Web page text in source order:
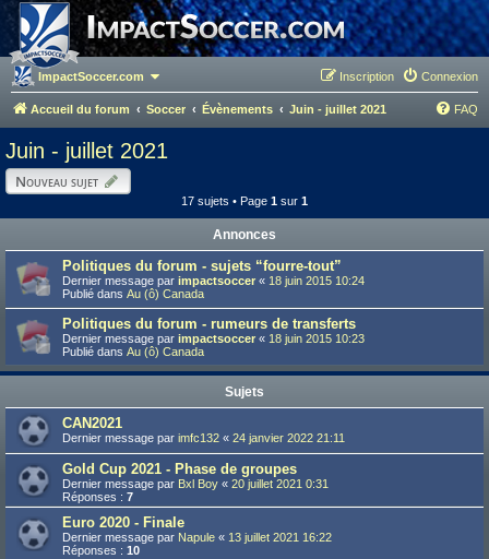
ImpactSoccer.com Connexion
Inscription
Accueil du forum Soccer Évènements Juin - juillet 2021 FAQ
Juin - juillet 2021
Nouveau sujet
17 sujets • Page 1 sur 1
Annonces
Politiques du forum - sujets “fourre-tout”
Dernier message par impactsoccer « 18 juin 2015 10:24
Publié dans Au (ô) Canada
Politiques du forum - rumeurs de transferts
Dernier message par impactsoccer « 18 juin 2015 10:23
Publié dans Au (ô) Canada
Sujets
CAN2021
Dernier message par imfc132 « 24 janvier 2022 21:11
Gold Cup 2021 - Phase de groupes
Dernier message par Bxl Boy « 20 juillet 2021 0:31
Réponses : 7
Euro 2020 - Finale
Dernier message par Napule « 13 juillet 2021 16:22
Réponses : 10